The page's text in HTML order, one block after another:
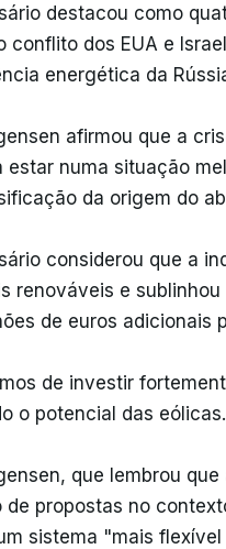
destacou como
conflito dos EUA e
energética da
afirmou que a
estar numa situação
da origem do
considerou que a
renováveis e
de euros adicionais
de investir
o potencial das eólicas.
que lembrou
de propostas no
sistema "mais